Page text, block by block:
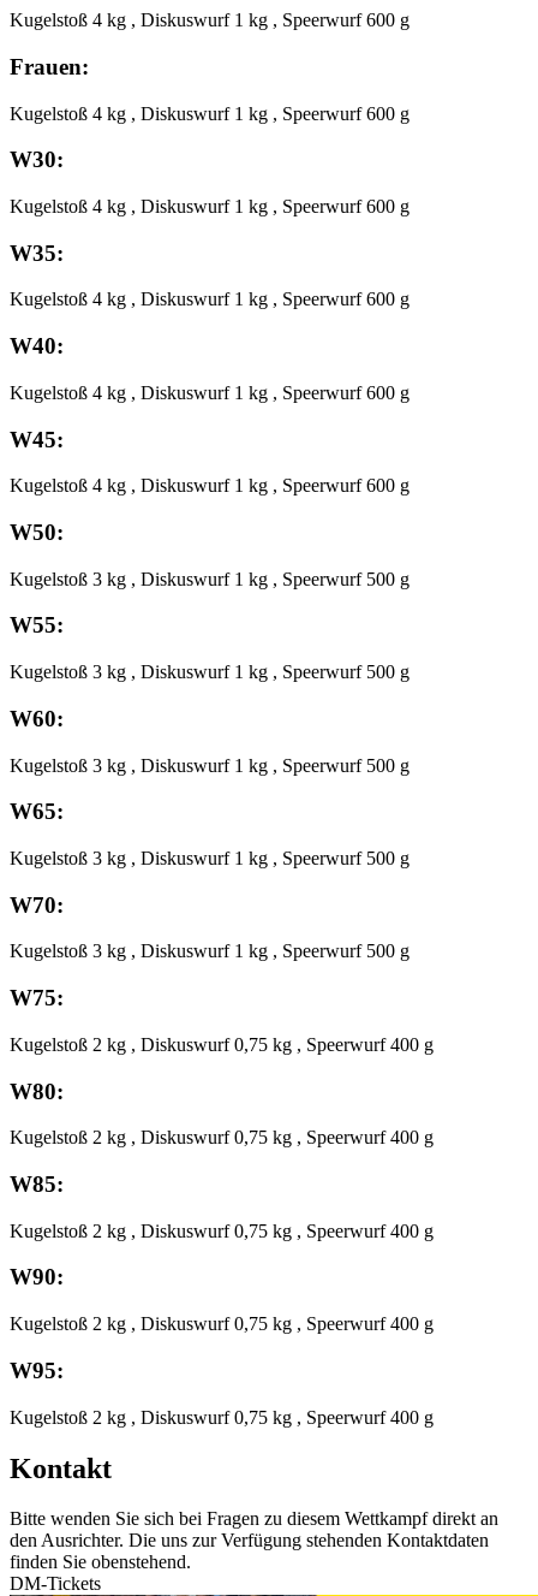
Kugelstoß 4 kg , Diskuswurf 1 kg , Speerwurf 600 g
Frauen:
Kugelstoß 4 kg , Diskuswurf 1 kg , Speerwurf 600 g
W30:
Kugelstoß 4 kg , Diskuswurf 1 kg , Speerwurf 600 g
W35:
Kugelstoß 4 kg , Diskuswurf 1 kg , Speerwurf 600 g
W40:
Kugelstoß 4 kg , Diskuswurf 1 kg , Speerwurf 600 g
W45:
Kugelstoß 4 kg , Diskuswurf 1 kg , Speerwurf 600 g
W50:
Kugelstoß 3 kg , Diskuswurf 1 kg , Speerwurf 500 g
W55:
Kugelstoß 3 kg , Diskuswurf 1 kg , Speerwurf 500 g
W60:
Kugelstoß 3 kg , Diskuswurf 1 kg , Speerwurf 500 g
W65:
Kugelstoß 3 kg , Diskuswurf 1 kg , Speerwurf 500 g
W70:
Kugelstoß 3 kg , Diskuswurf 1 kg , Speerwurf 500 g
W75:
Kugelstoß 2 kg , Diskuswurf 0,75 kg , Speerwurf 400 g
W80:
Kugelstoß 2 kg , Diskuswurf 0,75 kg , Speerwurf 400 g
W85:
Kugelstoß 2 kg , Diskuswurf 0,75 kg , Speerwurf 400 g
W90:
Kugelstoß 2 kg , Diskuswurf 0,75 kg , Speerwurf 400 g
W95:
Kugelstoß 2 kg , Diskuswurf 0,75 kg , Speerwurf 400 g
Kontakt
Bitte wenden Sie sich bei Fragen zu diesem Wettkampf direkt an
den Ausrichter. Die uns zur Verfügung stehenden Kontaktdaten
finden Sie obenstehend.
DM-Tickets